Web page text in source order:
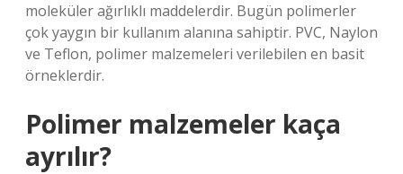
moleküler ağırlıklı maddelerdir. Bugün polimerler
çok yaygın bir kullanım alanına sahiptir. PVC, Naylon
ve Teflon, polimer malzemeleri verilebilen en basit
örneklerdir.
Polimer malzemeler kaça
ayrılır?